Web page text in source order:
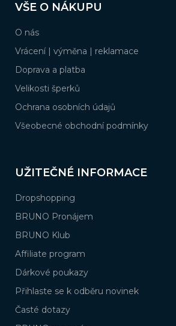
pVŠE O NÁKUPU
O nás
Vrácení | výměna | reklamace
Doprava a platba
Velikosti šperků
Ochrana osobních údajů
Všeobecné obchodní podmínky
UŽITEČNÉ INFORMACE
Dropshopping
BRUNO Pronájem
BRUNO Klub
Affiliate program
Dárkové poukazy
Přihlaste se k odběru novinek
Časté dotazy